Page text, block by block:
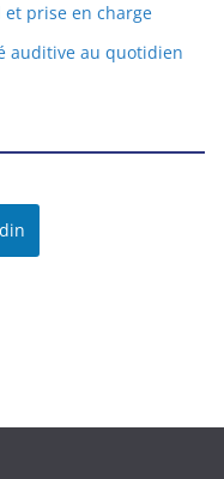
prise en charge
auditive au quotidien